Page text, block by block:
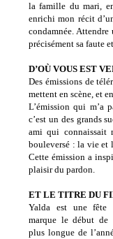
la famille du mari,
enrichi mon récit
condamnée.
précisément sa faute
D’OÙ VOUS EST
Des émissions de
mettent en scène, et
L’émission qui m’a
c’est un des grands
ami qui connaissait
bouleversé : la vie et
Cette émission a
plaisir du pardon.
ET LE TITRE DU
Yalda est une fête
marque le début
plus longue de